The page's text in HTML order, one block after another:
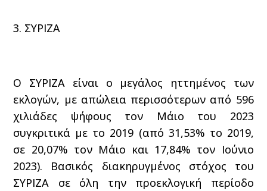
3. ΣΥΡΙΖΑ
Ο ΣΥΡΙΖΑ είναι ο μεγάλος ηττημένος των
εκλογών, με απώλεια περισσότερων από 596
χιλιάδες ψήφους τον Μάιο του 2023
συγκριτικά με το 2019 (από 31,53% το 2019,
σε 20,07% τον Μάιο και 17,84% τον Ιούνιο
2023). Βασικός διακηρυγμένος στόχος του
ΣΥΡΙΖΑ σε όλη την προεκλογική περίοδο